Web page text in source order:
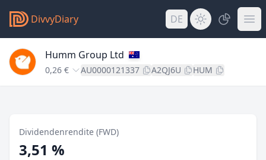
DivvyDiary DE
Humm Group Ltd
0,26 € AU0000121337 A2QJ6U HUM
Dividendenrendite (FWD)
3,51 %